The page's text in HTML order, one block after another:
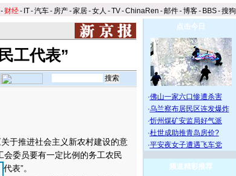
- 财经- IT-汽车- 房产-家居-女人 -TV-ChinaRen -邮件-博客- BBS-搜狗
工代表”
于推进社会主义新农村建设的意
会委员要有一定比例的务工农民
代表”。
点击今日
·佛山一家六口惨遭杀害
·乌兰察布居民区连发爆炸
·忻州煤矿安监局好气派
·杜世成助推青岛房价?
·平安夜女子遭遇飞车党
频道精彩推荐